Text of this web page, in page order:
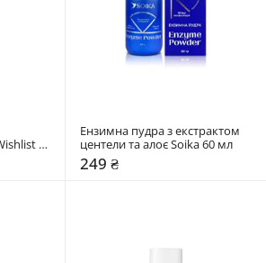
Ензимна пудра з екстрактом
центели та алоє Soika 60 мл
249 ₴